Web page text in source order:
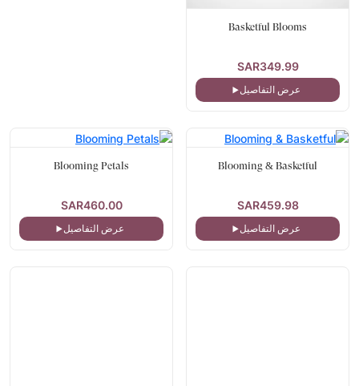
Basketful Blooms
SAR349.99
عرض التفاصيل
Blooming & Basketful
SAR459.98
عرض التفاصيل
Blooming Petals
SAR460.00
عرض التفاصيل